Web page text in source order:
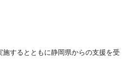
するとともに静岡県からの⽀援を受